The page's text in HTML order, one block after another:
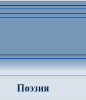
Поэзия